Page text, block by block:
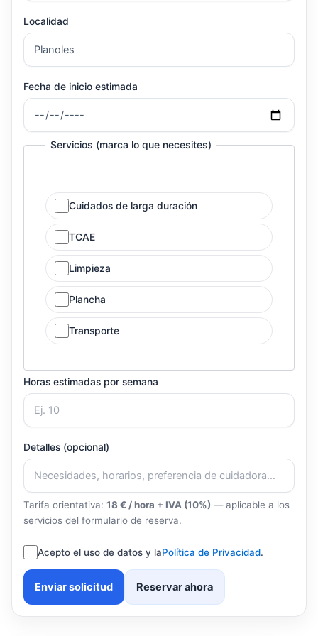
Localidad
Fecha de inicio estimada
Servicios (marca lo que necesites)
Cuidados de larga duración
TCAE
Limpieza
Plancha
Transporte
Horas estimadas por semana
Detalles (opcional)
Tarifa orientativa: 18 € / hora + IVA (10%) — aplicable a los
servicios del formulario de reserva.
Acepto el uso de datos y laPolítica de Privacidad.
Enviar solicitud Reservar ahora